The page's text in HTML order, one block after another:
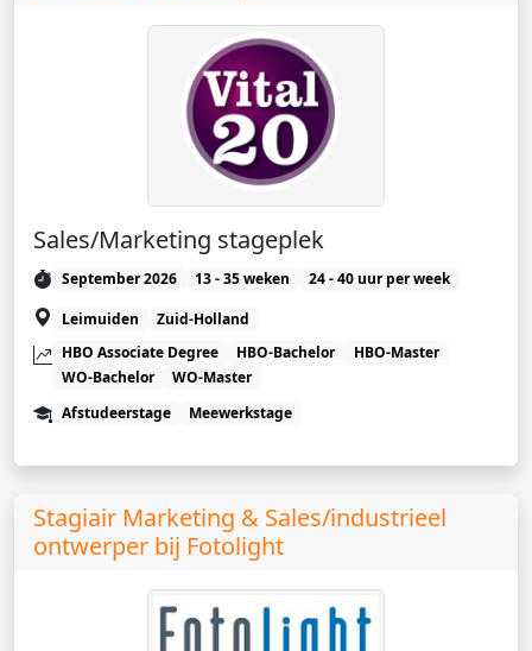
Sales/Marketing stageplek
September 2026 13 - 35 weken
24 - 40 uur per week
Leimuiden
Zuid-Holland
HBO Associate Degree
HBO-Bachelor
HBO-Master
WO-Bachelor
WO-Master
Afstudeerstage
Meewerkstage
Stagiair Marketing & Sales/industrieel
ontwerper bij Fotolight